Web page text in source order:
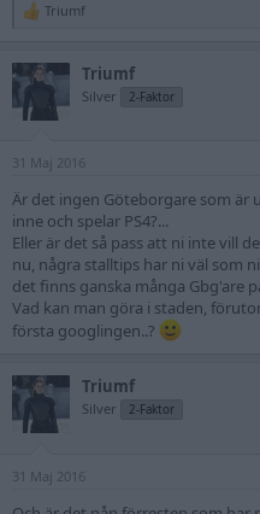
R
t
i
o
s
Triumf
Triumf
Silver 2-Faktor
31 Maj 2016
Är det ingen Göteborgare som är
inne och spelar PS4?...
Eller är det så pass att ni inte vill
nu, några stalltips har ni väl som
det finns ganska många Gbg'are
Vad kan man göra i staden,
första googlingen..?
Triumf
Silver 2-Faktor
31 Maj 2016